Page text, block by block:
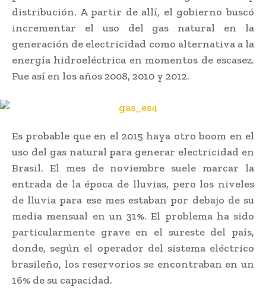
distribución. A partir de allí, el gobierno buscó
incrementar el uso del gas natural en la
generación de electricidad como alternativa a la
energía hidroeléctrica en momentos de escasez.
Fue así en los años 2008, 2010 y 2012.
Es probable que en el 2015 haya otro boom en el
uso del gas natural para generar electricidad en
Brasil. El mes de noviembre suele marcar la
entrada de la época de lluvias, pero los niveles
de lluvia para ese mes estaban por debajo de su
media mensual en un 31%. El problema ha sido
particularmente grave en el sureste del país,
donde, según el operador del sistema eléctrico
brasileño, los reservorios se encontraban en un
16% de su capacidad.